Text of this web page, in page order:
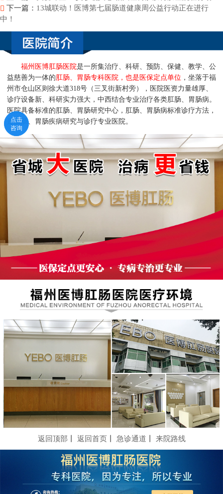
下一篇： 13城联动！医博第七届肠道健康周公益行动正在进行
中！
福州医博肛肠医院是一所集治疗、科研、预防、保健、教学、公
益慈善为一体的 肛肠、胃肠专科医院，也是医保定点单位 ，坐落于福
州市仓山区则徐大道318号（三叉街新村旁），医院医资力量雄厚、
诊疗设备新、科研实力强大，中西结合专业治疗各类肛肠、胃肠病。
医院具备标准的肛肠、胃肠研究中心，肛肠、胃肠病标准诊疗方法，
是肛肠、胃肠疾病研究与诊疗专业医院。
返回顶部 返回首页丨 急诊通道 来院路线
点击
咨询
点击
咨询